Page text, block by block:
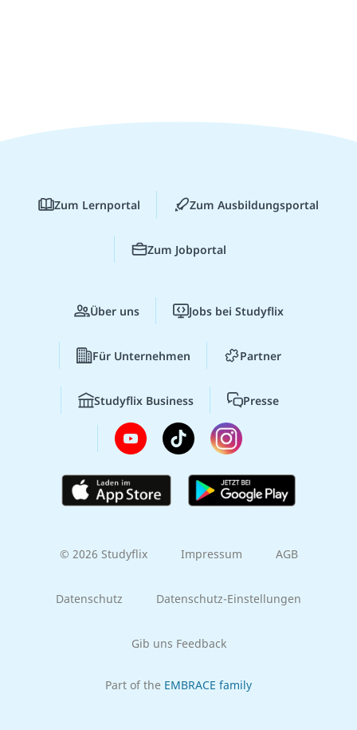
Zum Lernportal Zum Ausbildungsportal
Zum Jobportal
Über uns Jobs bei Studyflix
Für Unternehmen Partner
Studyflix Business Presse
© 2026 Studyflix Impressum AGB
Datenschutz Datenschutz-Einstellungen
Gib uns Feedback
Part of the EMBRACE family